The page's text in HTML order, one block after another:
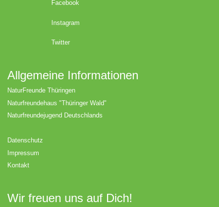
Facebook
Instagram
Twitter
Allgemeine Informationen
NaturFreunde Thüringen
Naturfreundehaus "Thüringer Wald"
Naturfreundejugend Deutschlands
Datenschutz
Impressum
Kontakt
Wir freuen uns auf Dich!